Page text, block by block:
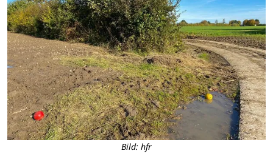
Bild: hfr